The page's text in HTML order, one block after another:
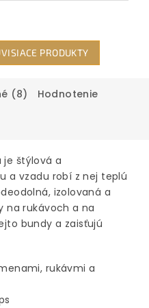
PRODUKTY
(8) Hodnotenie
je štýlová a
a vzadu robí z nej teplú
izolovaná a
na rukávoch a na
bundy a zaisťujú
rukávmi a